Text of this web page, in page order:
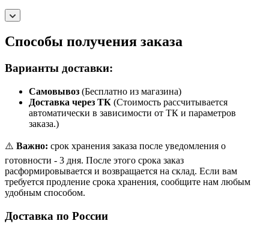
Способы получения заказа
Варианты доставки:
Самовывоз (Бесплатно из магазина)
Доставка через ТК (Стоимость рассчитывается
автоматически в зависимости от ТК и параметров
заказа.)
⚠️ Важно: срок хранения заказа после уведомления о
готовности - 3 дня. После этого срока заказ
расформировывается и возвращается на склад. Если вам
требуется продление срока хранения, сообщите нам любым
удобным способом.
Доставка по России